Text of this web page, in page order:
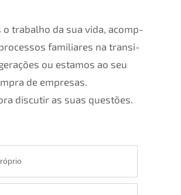
o trabal­ho da sua vida, acomp­
familia­res na transi­
ou estamos ao seu
de empre­sas.
discut­ir as suas questões.